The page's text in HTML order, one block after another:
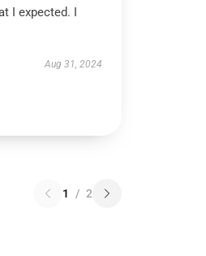
I expected. I
Aug 31, 2024
1 / 2